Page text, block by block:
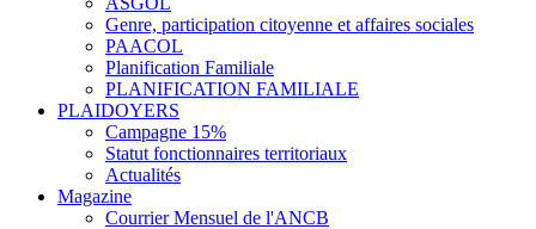
Genre, participation citoyenne et affaires sociales
PAACOL
Planification Familiale
PLANIFICATION FAMILIALE
PLAIDOYERS
Campagne 15%
Statut fonctionnaires territoriaux
Actualités
Magazine
Courrier Mensuel de l'ANCB